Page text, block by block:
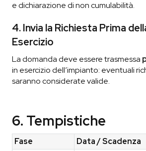
e dichiarazione di non cumulabilità.
4. Invia la Richiesta Prima
Esercizio
La domanda deve essere trasmessa
in esercizio dell’impianto: eventuali
saranno considerate valide.
6. Tempistiche
Fase
Data / Scadenza